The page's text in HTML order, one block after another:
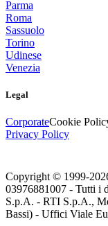
Parma
Roma
Sassuolo
Torino
Udinese
Venezia
Legal
CorporateCookie
Privacy Policy
Copyright © 1999-
03976881007 - Tutti i
S.p.A. - RTI S.p.A.,
Bassi) - Uffici Viale